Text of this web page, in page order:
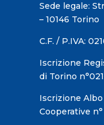
Sede legale:
– 10146 Torino
C.F. / P.IVA:
Iscrizione
di Torino
Iscrizione
Cooperative n°